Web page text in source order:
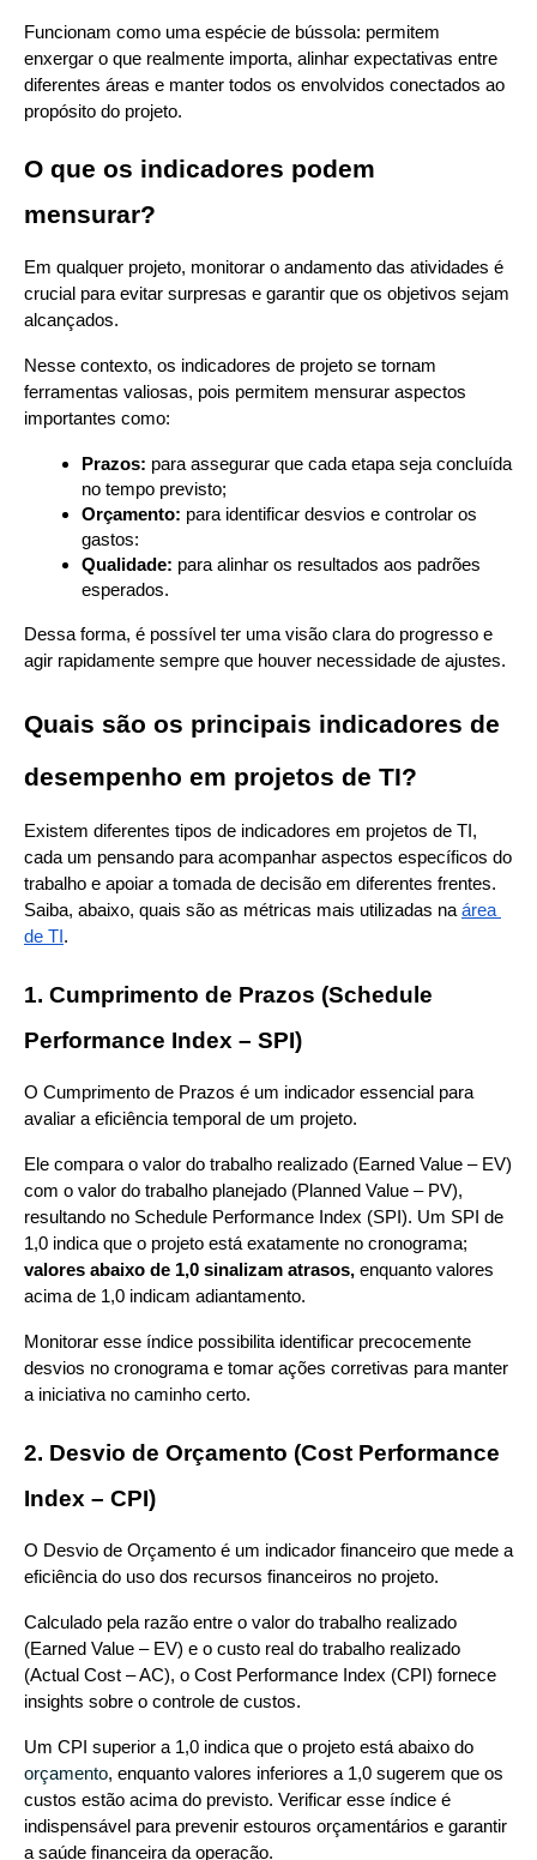
Funcionam como uma espécie de bússola: permitem
enxergar o que realmente importa, alinhar expectativas entre
diferentes áreas e manter todos os envolvidos conectados ao
propósito do projeto.
O que os indicadores podem
mensurar?
Em qualquer projeto, monitorar o andamento das atividades é
crucial para evitar surpresas e garantir que os objetivos sejam
alcançados.
Nesse contexto, os indicadores de projeto se tornam
ferramentas valiosas, pois permitem mensurar aspectos
importantes como:
Prazos: para assegurar que cada etapa seja concluída
no tempo previsto;
Orçamento: para identificar desvios e controlar os
gastos:
Qualidade: para alinhar os resultados aos padrões
esperados.
Dessa forma, é possível ter uma visão clara do progresso e
agir rapidamente sempre que houver necessidade de ajustes.
Quais são os principais indicadores de
desempenho em projetos de TI?
Existem diferentes tipos de indicadores em projetos de TI,
cada um pensando para acompanhar aspectos específicos do
trabalho e apoiar a tomada de decisão em diferentes frentes.
Saiba, abaixo, quais são as métricas mais utilizadas na área
de TI.
1. Cumprimento de Prazos (Schedule
Performance Index – SPI)
O Cumprimento de Prazos é um indicador essencial para
avaliar a eficiência temporal de um projeto.
Ele compara o valor do trabalho realizado (Earned Value – EV)
com o valor do trabalho planejado (Planned Value – PV),
resultando no Schedule Performance Index (SPI). Um SPI de
valores abaixo de 1,0 sinalizam atrasos, enquanto valores
acima de 1,0 indicam adiantamento.
Monitorar esse índice possibilita identificar precocemente
desvios no cronograma e tomar ações corretivas para manter
a iniciativa no caminho certo.
2. Desvio de Orçamento (Cost Performance
Index – CPI)
O Desvio de Orçamento é um indicador financeiro que mede a
eficiência do uso dos recursos financeiros no projeto.
Calculado pela razão entre o valor do trabalho realizado
(Earned Value – EV) e o custo real do trabalho realizado
(Actual Cost – AC), o Cost Performance Index (CPI) fornece
insights sobre o controle de custos.
orçamento, enquanto valores inferiores a 1,0 sugerem que os
custos estão acima do previsto. Verificar esse índice é
indispensável para prevenir estouros orçamentários e garantir
a saúde financeira da operação.